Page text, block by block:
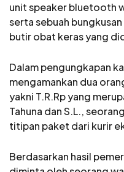
unit speaker bluetooth
serta sebuah
butir obat keras yang
Dalam pengungkapan
mengamankan dua
yakni T.R.Rp yang
Tahuna dan S.L.,
titipan paket dari kurir
Berdasarkan hasil